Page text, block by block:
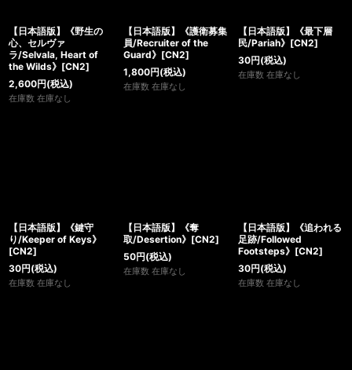
【日本語版】《野生の
心、セルヴァ
ラ/Selvala, Heart of
the Wilds》[CN2]
2,600円(税込)
在庫数 在庫なし
【日本語版】《護衛募集
員/Recruiter of the
Guard》[CN2]
1,800円(税込)
在庫数 在庫なし
【日本語版】《最下層
民/Pariah》[CN2]
30円(税込)
在庫数 在庫なし
【日本語版】《鍵守
り/Keeper of Keys》
[CN2]
30円(税込)
在庫数 在庫なし
【日本語版】《奪
取/Desertion》[CN2]
50円(税込)
在庫数 在庫なし
【日本語版】《追われる
足跡/Followed
Footsteps》[CN2]
30円(税込)
在庫数 在庫なし